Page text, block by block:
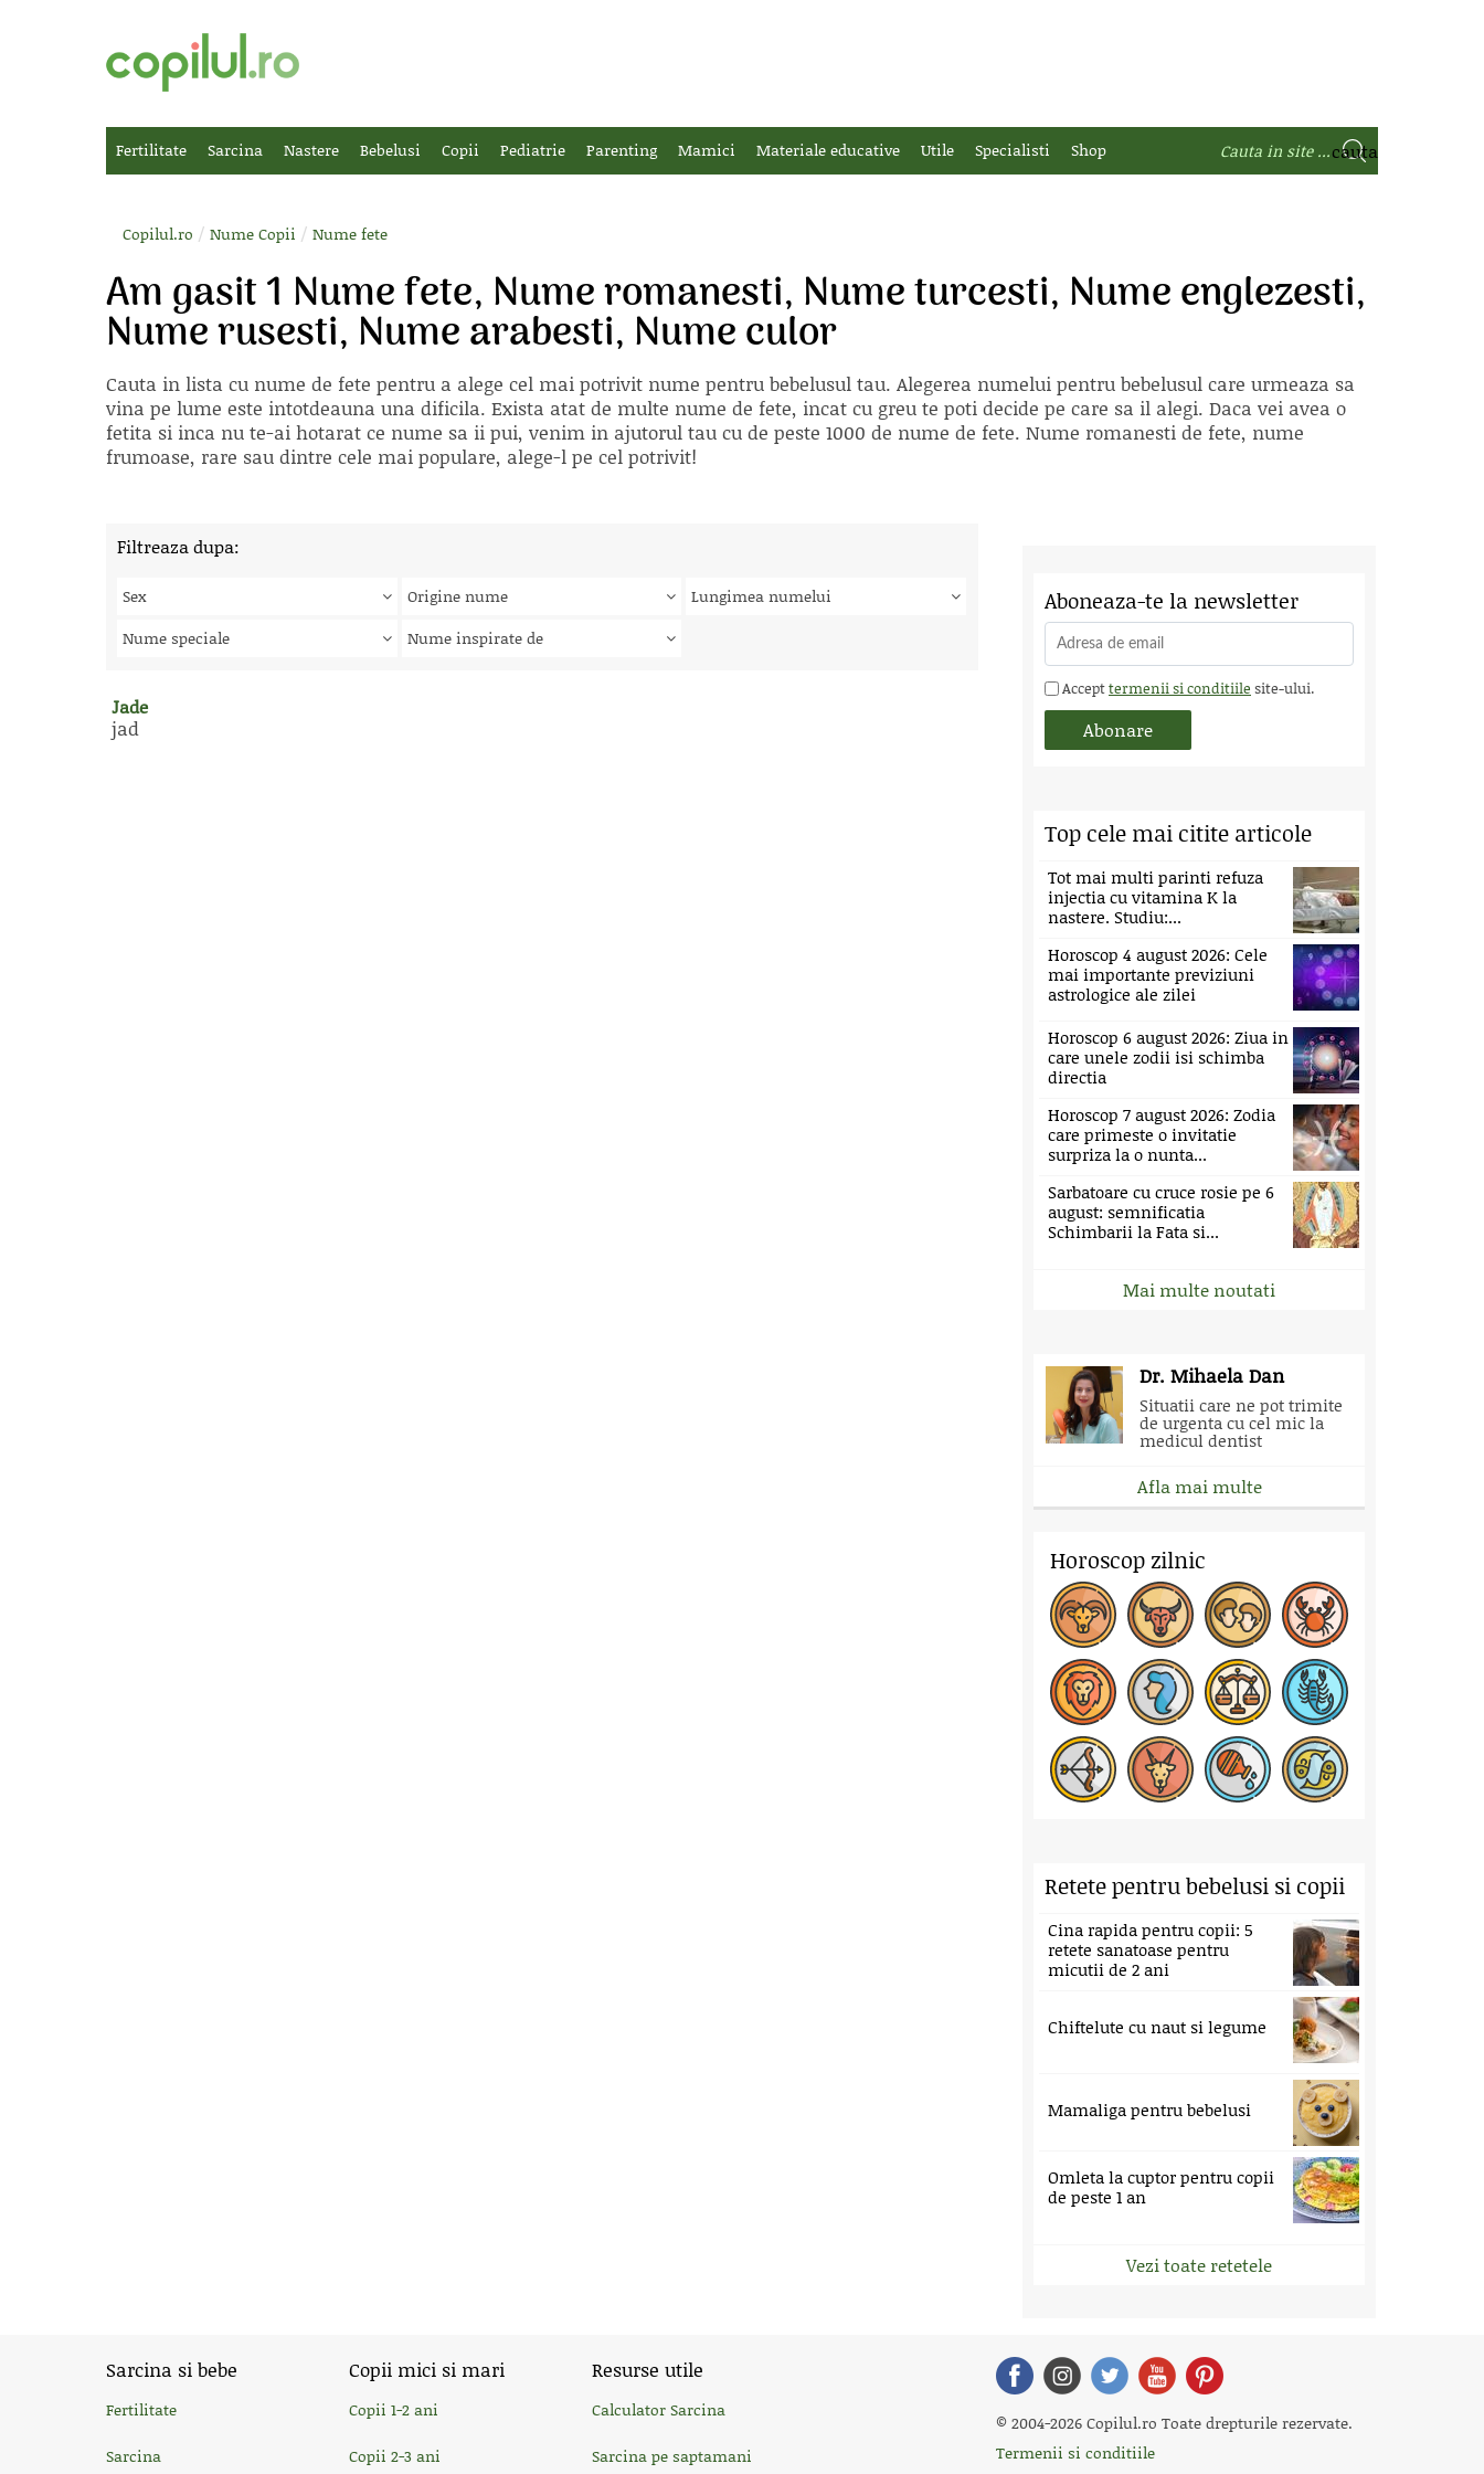
Fertilitate Sarcina Nastere Bebelusi Copii Pediatrie Parenting Mamici Materiale educative Utile Specialisti Shop
Copilul.ro / Nume Copii / Nume fete
Am gasit 1 Nume fete, Nume romanesti, Nume turcesti, Nume englezesti,
Nume rusesti, Nume arabesti, Nume culor
Cauta in lista cu nume de fete pentru a alege cel mai potrivit nume pentru bebelusul tau. Alegerea numelui pentru bebelusul care urmeaza sa
vina pe lume este intotdeauna una dificila. Exista atat de multe nume de fete, incat cu greu te poti decide pe care sa il alegi. Daca vei avea o
fetita si inca nu te-ai hotarat ce nume sa ii pui, venim in ajutorul tau cu de peste 1000 de nume de fete. Nume romanesti de fete, nume
frumoase, rare sau dintre cele mai populare, alege-l pe cel potrivit!
Filtreaza dupa:
Sex Origine nume
Lungimea numelui
Nume speciale
Nume inspirate de
Jade
jad
Aboneaza-te la newsletter
Accepttermenii si conditiile site-ului.
Top cele mai citite articole
Tot mai multi parinti refuza
injectia cu vitamina K la
nastere. Studiu:...
Horoscop 4 august 2026: Cele
mai importante previziuni
astrologice ale zilei
Horoscop 6 august 2026: Ziua in
care unele zodii isi schimba
directia
Horoscop 7 august 2026: Zodia
care primeste o invitatie
surpriza la o nunta...
Sarbatoare cu cruce rosie pe 6
august: semnificatia
Schimbarii la Fata si...
Mai multe noutati
Dr. Mihaela Dan
Situatii care ne pot trimite
de urgenta cu cel mic la
medicul dentist
Afla mai multe
Horoscop zilnic
Retete pentru bebelusi si copii
Cina rapida pentru copii: 5
retete sanatoase pentru
micutii de 2 ani
Chiftelute cu naut si legume
Mamaliga pentru bebelusi
Omleta la cuptor pentru copii
de peste 1 an
Vezi toate retetele
Sarcina si bebe
Fertilitate
Sarcina
Copii mici si mari
Copii 1-2 ani
Copii 2-3 ani
Resurse utile
Calculator Sarcina
Sarcina pe saptamani
© 2004-2026 Copilul.ro Toate drepturile rezervate.
Termenii si conditiile